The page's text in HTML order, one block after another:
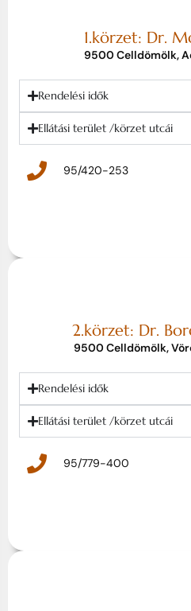
1.körzet: Dr.
9500 Celldömölk,
Rendelési idők
Ellátási terület /körzet utcái
95/420-253
2.körzet: Dr.
9500 Celldömölk,
Rendelési idők
Ellátási terület /körzet utcái
95/779-400